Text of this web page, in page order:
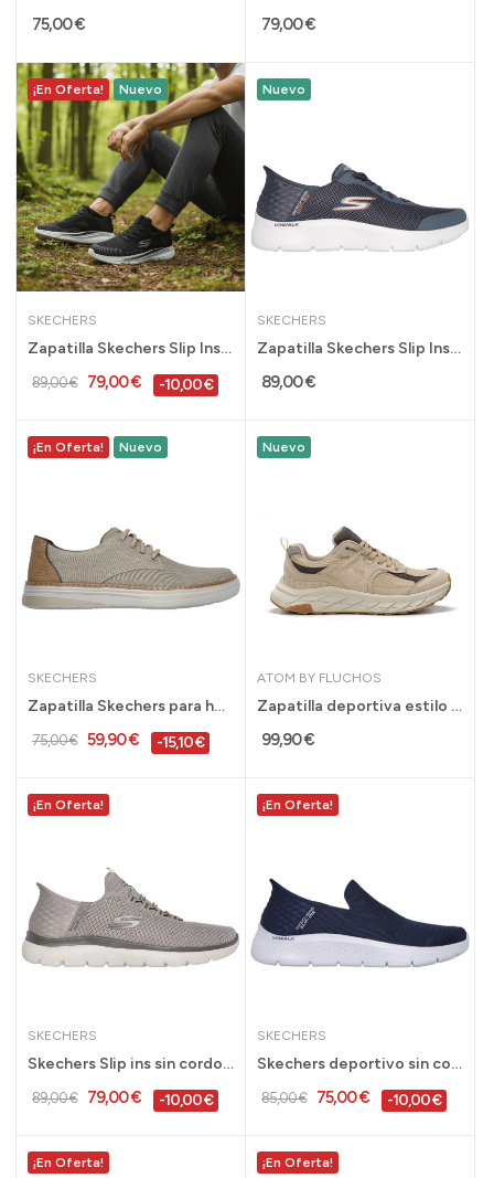
75,00 € 79,00 €
¡En Oferta! Nuevo
SKECHERS
Zapatilla Skechers Slip Ins Relaxed Fit...
89,00 € 79,00 € -10,00 €
Nuevo
SKECHERS
Zapatilla Skechers Slip Ins Go Walk Flex para...
89,00 €
¡En Oferta! Nuevo
SKECHERS
Zapatilla Skechers para hombre Hyland Ratner...
75,00 € 59,90 € -15,10 €
Nuevo
ATOM BY FLUCHOS
Zapatilla deportiva estilo urbano de Atom by...
99,90 €
¡En Oferta!
SKECHERS
Skechers Slip ins sin cordones Summits High...
89,00 € 79,00 € -10,00 €
¡En Oferta!
SKECHERS
Skechers deportivo sin cordón slip-ins hombre -...
85,00 € 75,00 € -10,00 €
¡En Oferta! ¡En Oferta!